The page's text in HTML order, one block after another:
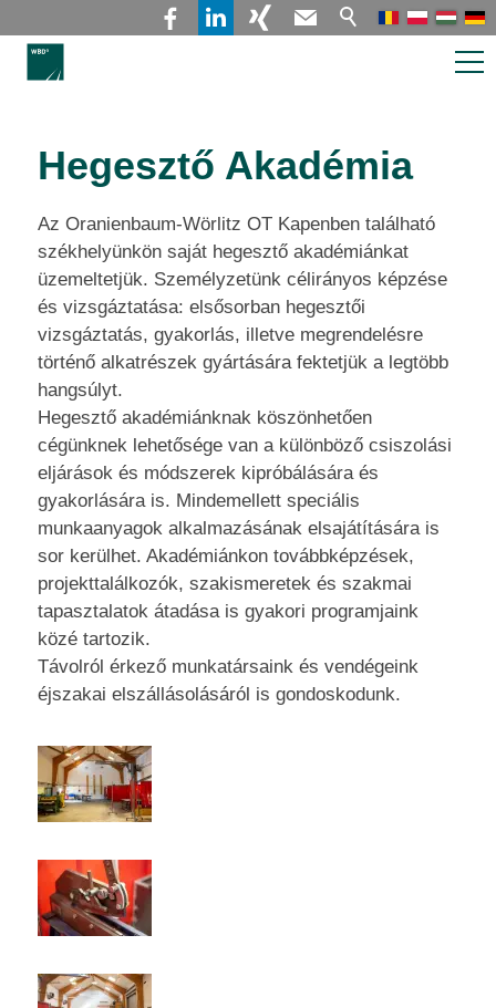
Rólunk
Alkalmazotti lízing / Tanácsadás
Hegesztési Akadémia / Munkaszerződések
Pályázók és üres
álláshelyek
Kapcsolat
Hegesztő Akadémia
Az Oranienbaum-Wörlitz OT Kapenben található
székhelyünkön saját hegesztő akadémiánkat
üzemeltetjük. Személyzetünk célirányos képzése
és vizsgáztatása: elsősorban hegesztői
vizsgáztatás, gyakorlás, illetve megrendelésre
történő alkatrészek gyártására fektetjük a legtöbb
hangsúlyt.
Hegesztő akadémiánknak köszönhetően
cégünknek lehetősége van a különböző csiszolási
eljárások és módszerek kipróbálására és
gyakorlására is. Mindemellett speciális
munkaanyagok alkalmazásának elsajátítására is
sor kerülhet. Akadémiánkon továbbképzések,
projekttalálkozók, szakismeretek és szakmai
tapasztalatok átadása is gyakori programjaink
közé tartozik.
Távolról érkező munkatársaink és vendégeink
éjszakai elszállásolásáról is gondoskodunk.